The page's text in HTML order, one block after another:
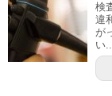
検
違
が
い